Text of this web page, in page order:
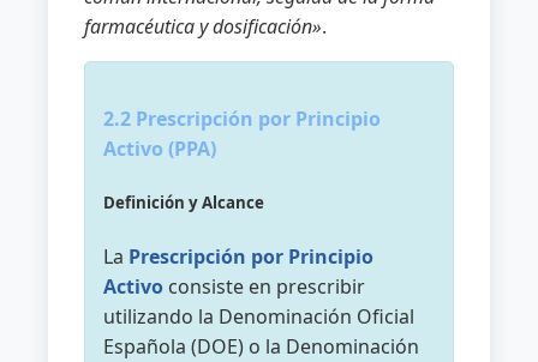
farmacéutica y dosificación».
2.2 Prescripción por Principio
Activo (PPA)
Definición y Alcance
La Prescripción por Principio
Activo consiste en prescribir
utilizando la Denominación Oficial
Española (DOE) o la Denominación